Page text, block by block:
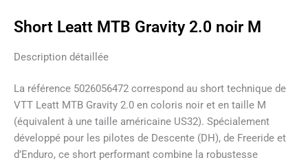
Short Leatt MTB Gravity 2.0 noir M
Description détaillée
La référence 5026056472 correspond au short technique de
VTT Leatt MTB Gravity 2.0 en coloris noir et en taille M
(équivalent à une taille américaine US32). Spécialement
développé pour les pilotes de Descente (DH), de Freeride et
d’Enduro, ce short performant combine la robustesse